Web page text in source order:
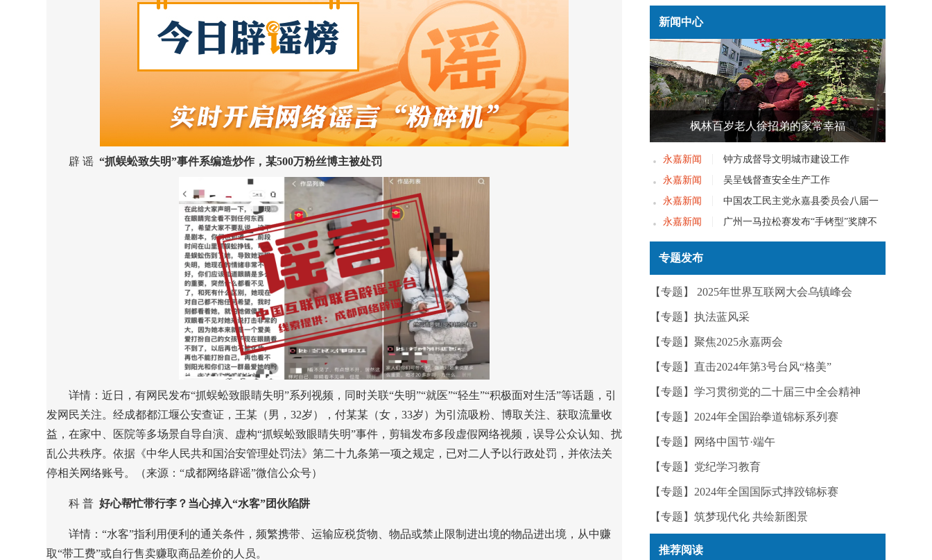
辟 谣 “抓蜈蚣致失明”事件系编造炒作，某500万粉丝博主被处罚
详情：近日，有网民发布“抓蜈蚣致眼睛失明”系列视频，同时关联“失明”“就医”“轻生”“积极面对生活”等话题，引
发网民关注。经成都都江堰公安查证，王某（男，32岁），付某某（女，33岁）为引流吸粉、博取关注、获取流量收
益，在家中、医院等多场景自导自演、虚构“抓蜈蚣致眼睛失明”事件，剪辑发布多段虚假网络视频，误导公众认知、扰
乱公共秩序。依据《中华人民共和国治安管理处罚法》第二十九条第一项之规定，已对二人予以行政处罚，并依法关
停相关网络账号。（来源：“成都网络辟谣”微信公众号）
科 普 好心帮忙带行李？当心掉入“水客”团伙陷阱
详情：“水客”指利用便利的通关条件，频繁携带、运输应税货物、物品或禁止限制进出境的物品进出境，从中赚
取“带工费”或自行售卖赚取商品差价的人员。
新闻中心
枫林百岁老人徐招弟的家常幸福
永嘉新闻
钟方成督导文明城市建设工作
永嘉新闻
吴呈钱督查安全生产工作
永嘉新闻
中国农工民主党永嘉县委员会八届一
次党员大会召开
永嘉新闻
广州一马拉松赛发布“手铐型”奖牌不
实——今日辟谣（2025年12月25日）
专题发布
【专题】 2025年世界互联网大会乌镇峰会
【专题】执法蓝风采
【专题】聚焦2025永嘉两会
【专题】直击2024年第3号台风“格美”
【专题】学习贯彻党的二十届三中全会精神
【专题】2024年全国跆拳道锦标系列赛
【专题】网络中国节·端午
【专题】党纪学习教育
【专题】2024年全国国际式摔跤锦标赛
【专题】筑梦现代化 共绘新图景
推荐阅读